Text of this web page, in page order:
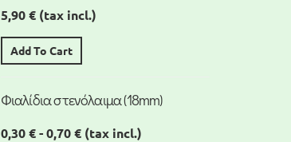
5,90 €(tax incl.)
Add To Cart
Φιαλίδια στενόλαιμα (18mm)
0,30 € - 0,70 €(tax incl.)